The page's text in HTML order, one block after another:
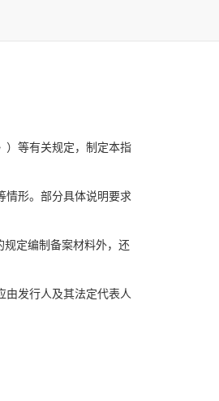
）等有关规定，制定本指
情形。部分具体说明要求
定编制备案材料外，还
由发行人及其法定代表人